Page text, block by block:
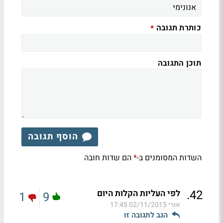
כותרת תגובה *
תוכן התגובה
הוסף תגובה
השדות המסומנים ב-*הם שדות חובה
42
. לפי העליות הקלות היום
אורי02/11/2015 17:45
הגב לתגובה זו
9
1